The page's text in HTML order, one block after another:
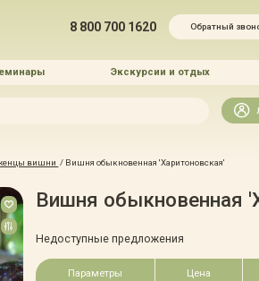
8 800 700 1620 Обратный
Экскурсии и отдых
Искать
вишни / Вишня обыкновенная 'Харитоновская'
Вишня обыкновенная
Недоступные предложения
Параметры Цена